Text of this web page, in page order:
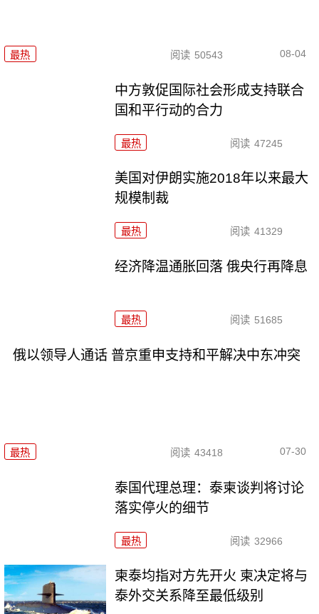
最热 阅读 50543 08-04
中方敦促国际社会形成支持联合
国和平行动的合力
最热 阅读 47245
美国对伊朗实施2018年以来最大
规模制裁
最热 阅读 41329
经济降温通胀回落 俄央行再降息
最热 阅读 51685
俄以领导人通话 普京重申支持和平解决中东冲突
最热 阅读 43418 07-30
泰国代理总理：泰柬谈判将讨论
落实停火的细节
最热 阅读 32966
柬泰均指对方先开火 柬决定将与
泰外交关系降至最低级别